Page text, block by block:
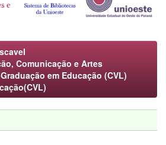
Comunicação e Artes
em Educação (CVL)